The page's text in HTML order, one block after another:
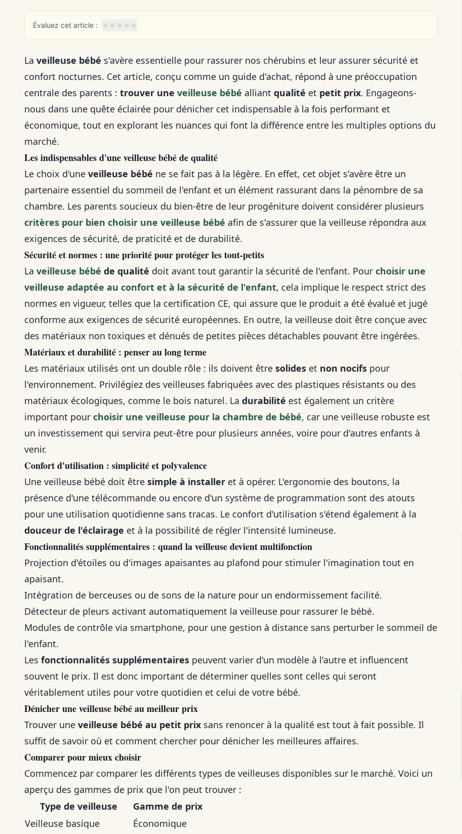
Évaluez cet article : ★★★★★
La veilleuse bébé s'avère essentielle pour rassurer nos chérubins et leur assurer sécurité et
confort nocturnes. Cet article, conçu comme un guide d'achat, répond à une préoccupation
centrale des parents : trouver une veilleuse bébé alliant qualité et petit prix. Engageons-
nous dans une quête éclairée pour dénicher cet indispensable à la fois performant et
économique, tout en explorant les nuances qui font la différence entre les multiples options du
marché.
Les indispensables d'une veilleuse bébé de qualité
Le choix d'une veilleuse bébé ne se fait pas à la légère. En effet, cet objet s'avère être un
partenaire essentiel du sommeil de l'enfant et un élément rassurant dans la pénombre de sa
chambre. Les parents soucieux du bien-être de leur progéniture doivent considérer plusieurs
critères pour bien choisir une veilleuse bébé afin de s'assurer que la veilleuse répondra aux
exigences de sécurité, de praticité et de durabilité.
Sécurité et normes : une priorité pour protéger les tout-petits
La veilleuse bébé de qualité doit avant tout garantir la sécurité de l'enfant. Pour choisir une
veilleuse adaptée au confort et à la sécurité de l'enfant, cela implique le respect strict des
normes en vigueur, telles que la certification CE, qui assure que le produit a été évalué et jugé
conforme aux exigences de sécurité européennes. En outre, la veilleuse doit être conçue avec
des matériaux non toxiques et dénués de petites pièces détachables pouvant être ingérées.
Matériaux et durabilité : penser au long terme
Les matériaux utilisés ont un double rôle : ils doivent être solides et non nocifs pour
l'environnement. Privilégiez des veilleuses fabriquées avec des plastiques résistants ou des
matériaux écologiques, comme le bois naturel. La durabilité est également un critère
important pour choisir une veilleuse pour la chambre de bébé, car une veilleuse robuste est
un investissement qui servira peut-être pour plusieurs années, voire pour d'autres enfants à
venir.
Confort d'utilisation : simplicité et polyvalence
Une veilleuse bébé doit être simple à installer et à opérer. L'ergonomie des boutons, la
présence d'une télécommande ou encore d'un système de programmation sont des atouts
pour une utilisation quotidienne sans tracas. Le confort d'utilisation s'étend également à la
douceur de l'éclairage et à la possibilité de régler l'intensité lumineuse.
Fonctionnalités supplémentaires : quand la veilleuse devient multifonction
Projection d'étoiles ou d'images apaisantes au plafond pour stimuler l'imagination tout en
apaisant.
Intégration de berceuses ou de sons de la nature pour un endormissement facilité.
Détecteur de pleurs activant automatiquement la veilleuse pour rassurer le bébé.
Modules de contrôle via smartphone, pour une gestion à distance sans perturber le sommeil de
l'enfant.
Les fonctionnalités supplémentaires peuvent varier d'un modèle à l'autre et influencent
souvent le prix. Il est donc important de déterminer quelles sont celles qui seront
véritablement utiles pour votre quotidien et celui de votre bébé.
Dénicher une veilleuse bébé au meilleur prix
Trouver une veilleuse bébé au petit prix sans renoncer à la qualité est tout à fait possible. Il
suffit de savoir où et comment chercher pour dénicher les meilleures affaires.
Comparer pour mieux choisir
Commencez par comparer les différents types de veilleuses disponibles sur le marché. Voici un
aperçu des gammes de prix que l'on peut trouver :
Type de veilleuse
Gamme de prix
Veilleuse basique
Économique